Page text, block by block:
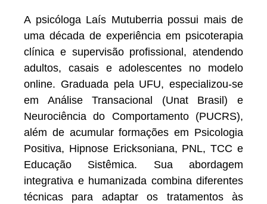
A psicóloga Laís Mutuberria possui mais de
uma década de experiência em psicoterapia
clínica e supervisão profissional, atendendo
adultos, casais e adolescentes no modelo
online. Graduada pela UFU, especializou-se
em Análise Transacional (Unat Brasil) e
Neurociência do Comportamento (PUCRS),
além de acumular formações em Psicologia
Positiva, Hipnose Ericksoniana, PNL, TCC e
Educação Sistêmica. Sua abordagem
integrativa e humanizada combina diferentes
técnicas para adaptar os tratamentos às